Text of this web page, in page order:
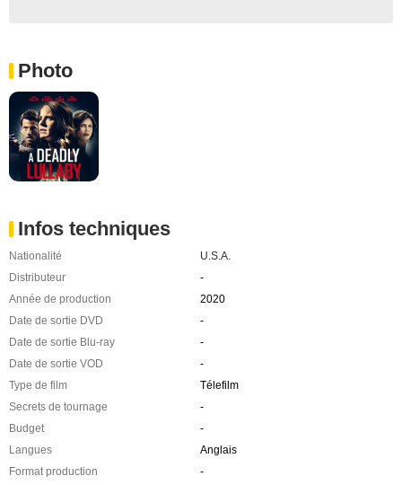
Photo
Infos techniques
Nationalité
U.S.A.
Distributeur
-
Année de production
2020
Date de sortie DVD
-
Date de sortie Blu-ray
-
Date de sortie VOD
-
Type de film
Télefilm
Secrets de tournage
-
Budget
-
Langues
Anglais
Format production
-